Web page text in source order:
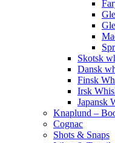
Skotsk
Dansk
Finsk
Irsk
Japansk
Knaplund –
Cognac
Shots & Snaps